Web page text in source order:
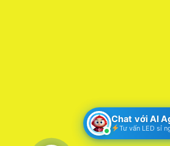
Chat với AI
Tư vấn LED sỉ